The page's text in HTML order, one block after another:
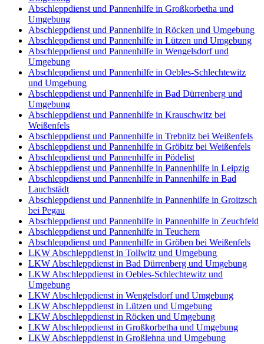
Abschleppdienst und Pannenhilfe in Großkorbetha und
Umgebung
Abschleppdienst und Pannenhilfe in Röcken und Umgebung
Abschleppdienst und Pannenhilfe in Lützen und Umgebung
Abschleppdienst und Pannenhilfe in Wengelsdorf und
Umgebung
Abschleppdienst und Pannenhilfe in Oebles-Schlechtewitz
und Umgebung
Abschleppdienst und Pannenhilfe in Bad Dürrenberg und
Umgebung
Abschleppdienst und Pannenhilfe in Krauschwitz bei
Weißenfels
Abschleppdienst und Pannenhilfe in Trebnitz bei Weißenfels
Abschleppdienst und Pannenhilfe in Gröbitz bei Weißenfels
Abschleppdienst und Pannenhilfe in Pödelist
Abschleppdienst und Pannenhilfe in Pannenhilfe in Leipzig
Abschleppdienst und Pannenhilfe in Pannenhilfe in Bad
Lauchstädt
Abschleppdienst und Pannenhilfe in Pannenhilfe in Groitzsch
bei Pegau
Abschleppdienst und Pannenhilfe in Pannenhilfe in Zeuchfeld
Abschleppdienst und Pannenhilfe in Teuchern
Abschleppdienst und Pannenhilfe in Gröben bei Weißenfels
LKW Abschleppdienst in Tollwitz und Umgebung
LKW Abschleppdienst in Bad Dürrenberg und Umgebung
LKW Abschleppdienst in Oebles-Schlechtewitz und
Umgebung
LKW Abschleppdienst in Wengelsdorf und Umgebung
LKW Abschleppdienst in Lützen und Umgebung
LKW Abschleppdienst in Röcken und Umgebung
LKW Abschleppdienst in Großkorbetha und Umgebung
LKW Abschleppdienst in Großlehna und Umgebung